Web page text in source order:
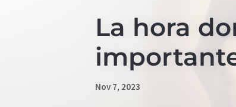
La hora
Nov 7, 2023